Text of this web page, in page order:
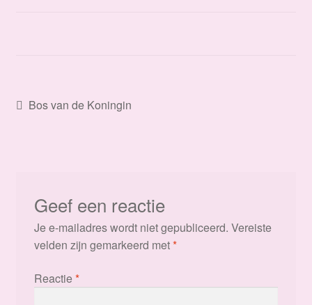
Bericht
Vorig
Bos van de Koningin
Geef een reactie
Je e-mailadres wordt niet gepubliceerd. Vereiste
velden zijn gemarkeerd met*
Reactie*